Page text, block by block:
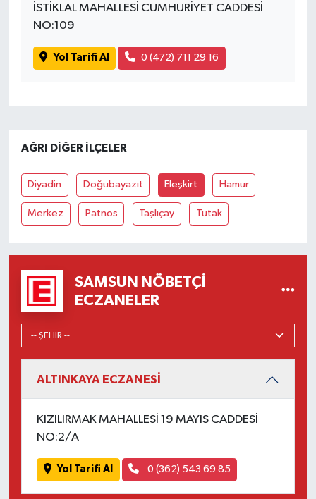
İSTİKLAL MAHALLESİ CUMHURİYET CADDESİ
NO:109
Yol Tarifi Al 0 (472) 711 29 16
AĞRI DIĞER İLÇELER
Diyadin Doğubayazıt Eleşkirt Hamur
Merkez Patnos Taşlıçay Tutak
SAMSUN NÖBETÇI
ECZANELER
ALTINKAYA ECZANESİ
KIZILIRMAK MAHALLESİ 19 MAYIS CADDESİ
NO:2/A
Yol Tarifi Al 0 (362) 543 69 85